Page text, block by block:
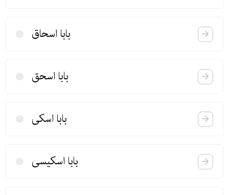
بابا اسحاق
بابا اسحق
بابا اسكی
بابا اسكیسی